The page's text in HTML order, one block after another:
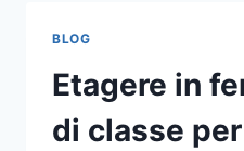
BLOG
Etagere in
di classe per